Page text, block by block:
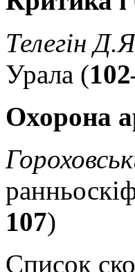
Телегін
Урала (
Охорона
107)
Список